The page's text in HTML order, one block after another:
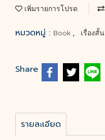
เพิ่มรายการโปรด
หมวดหมู่ : Book , เรื่องสั้น
Share
รายละเอียด